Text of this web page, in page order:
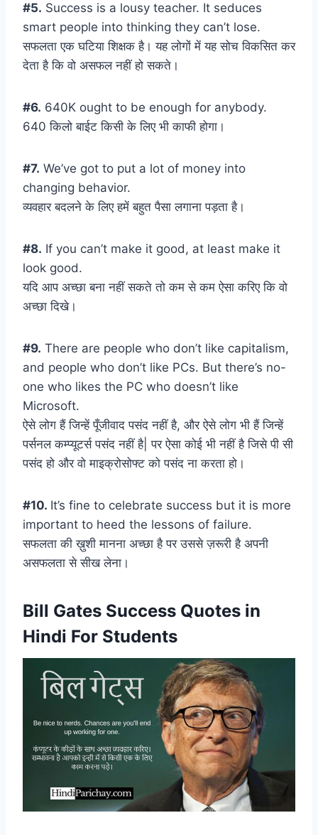
#5. Success is a lousy teacher. It seduces
smart people into thinking they can’t lose.
सफलता एक घटिया शिक्षक है। यह लोगों में यह सोच विकसित कर
देता है कि वो असफल नहीं हो सकते।
#6. 640K ought to be enough for anybody.
640 किलो बाईट किसी के लिए भी काफी होगा।
#7. We’ve got to put a lot of money into
changing behavior.
व्यवहार बदलने के लिए हमें बहुत पैसा लगाना पड़ता है।
#8. If you can’t make it good, at least make it
look good.
यदि आप अच्छा बना नहीं सकते तो कम से कम ऐसा करिए कि वो
अच्छा दिखे।
#9. There are people who don’t like capitalism,
and people who don’t like PCs. But there’s no-
one who likes the PC who doesn’t like
Microsoft.
ऐसे लोग हैं जिन्हें पूँजीवाद पसंद नहीं है, और ऐसे लोग भी हैं जिन्हें
पर्सनल कम्प्यूटर्स पसंद नहीं है| पर ऐसा कोई भी नहीं है जिसे पी सी
पसंद हो और वो माइक्रोसोफ्ट को पसंद ना करता हो।
#10. It’s fine to celebrate success but it is more
important to heed the lessons of failure.
सफलता की ख़ुशी मानना अच्छा है पर उससे ज़रूरी है अपनी
असफलता से सीख लेना।
Bill Gates Success Quotes in
Hindi For Students